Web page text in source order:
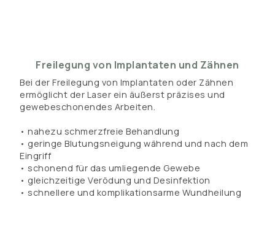
Freilegung von Implantaten und Zähnen
Bei der Freilegung von Implantaten oder Zähnen
ermöglicht der Laser ein äußerst präzises und
gewebeschonendes Arbeiten.
• nahezu schmerzfreie Behandlung
• geringe Blutungsneigung während und nach dem
Eingriff
• schonend für das umliegende Gewebe
• gleichzeitige Verödung und Desinfektion
• schnellere und komplikationsarme Wundheilung